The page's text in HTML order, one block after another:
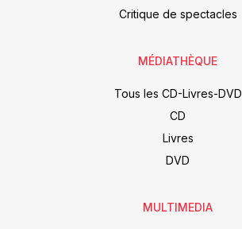
Critique de spectacles
MÉDIATHÈQUE
Tous les CD-Livres-DVD
CD
Livres
DVD
MULTIMEDIA